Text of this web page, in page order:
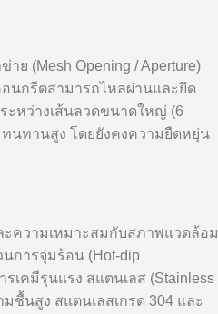
(Mesh Opening / Aperture)
นกรีตสามารถไหลผ่านและยึด
ะหว่างเส้นลวดขนาดใหญ่ (6
ทนทานสูง โดยยังคงความยืดหยุ่น
ะความเหมาะสมกับสภาพแวดล้อม
นการจุ่มร้อน (Hot-dip
เคมีรุนแรง สแตนเลส (Stainless
ชื้นสูง สแตนเลสเกรด 304 และ